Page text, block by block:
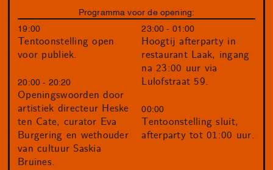
Programma voor de opening:
19:00
Tentoonstelling open
voor publiek.
20:00 - 20:20
Openingswoorden door
artistiek directeur Heske
ten Cate, curator Eva
Burgering en wethouder
van cultuur Saskia
Bruines.
23:00 - 01:00
Hoogtij afterparty in
restaurant Laak, ingang
na 23:00 uur via
Lulofstraat 59.
00:00
Tentoonstelling sluit,
afterparty tot 01:00 uur.